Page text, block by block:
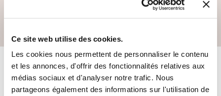
Ce site web utilise des cookies.
Les cookies nous permettent de personnaliser le contenu
et les annonces, d'offrir des fonctionnalités relatives aux
médias sociaux et d'analyser notre trafic. Nous
partageons également des informations sur l'utilisation de
LES LIVRES DE L'AUTEUR